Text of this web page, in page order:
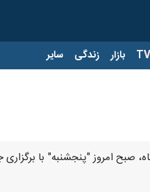
بازار زندگی سایر
در طول کمتر از ۱.۵ سال فعالیت خود در این جایگاه،